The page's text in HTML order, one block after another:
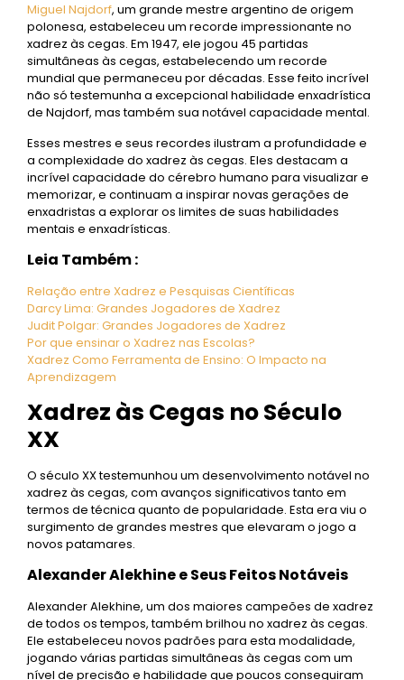
Miguel Najdorf, um grande mestre argentino de origem
polonesa, estabeleceu um recorde impressionante no
xadrez às cegas. Em 1947, ele jogou 45 partidas
simultâneas às cegas, estabelecendo um recorde
mundial que permaneceu por décadas. Esse feito incrível
não só testemunha a excepcional habilidade enxadrística
de Najdorf, mas também sua notável capacidade mental.
Esses mestres e seus recordes ilustram a profundidade e
a complexidade do xadrez às cegas. Eles destacam a
incrível capacidade do cérebro humano para visualizar e
memorizar, e continuam a inspirar novas gerações de
enxadristas a explorar os limites de suas habilidades
mentais e enxadrísticas.
Leia Também :
Relação entre Xadrez e Pesquisas Científicas
Darcy Lima: Grandes Jogadores de Xadrez
Judit Polgar: Grandes Jogadores de Xadrez
Por que ensinar o Xadrez nas Escolas?
Xadrez Como Ferramenta de Ensino: O Impacto na
Aprendizagem
Xadrez às Cegas no Século
XX
O século XX testemunhou um desenvolvimento notável no
xadrez às cegas, com avanços significativos tanto em
termos de técnica quanto de popularidade. Esta era viu o
surgimento de grandes mestres que elevaram o jogo a
novos patamares.
Alexander Alekhine e Seus Feitos Notáveis
Alexander Alekhine, um dos maiores campeões de xadrez
de todos os tempos, também brilhou no xadrez às cegas.
Ele estabeleceu novos padrões para esta modalidade,
jogando várias partidas simultâneas às cegas com um
nível de precisão e habilidade que poucos conseguiram